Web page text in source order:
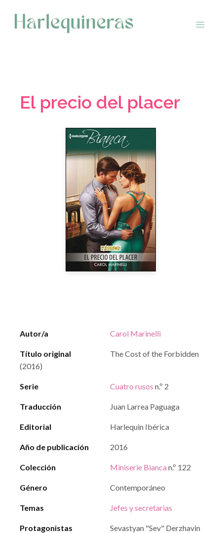
contenido
El precio del placer
Autor/a Carol Marinelli
Título original
The Cost of the Forbidden
(2016)
Serie Cuatro rusos n.º 2
Traducción Juan Larrea Paguaga
Editorial Harlequin Ibérica
Año de publicación 2016
Colección Miniserie Bianca n.º 122
Género Contemporáneo
Temas Jefes y secretarias
Protagonistas
Sevastyan "Sev" Derzhavin